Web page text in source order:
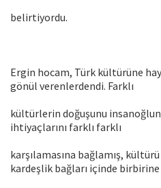
belirtiyordu.
Ergin hocam, Türk kültürüne
gönül verenlerdendi. Farklı
kültürlerin doğuşunu
ihtiyaçlarını farklı farklı
karşılamasına bağlamış,
kardeşlik bağları içinde birbirine